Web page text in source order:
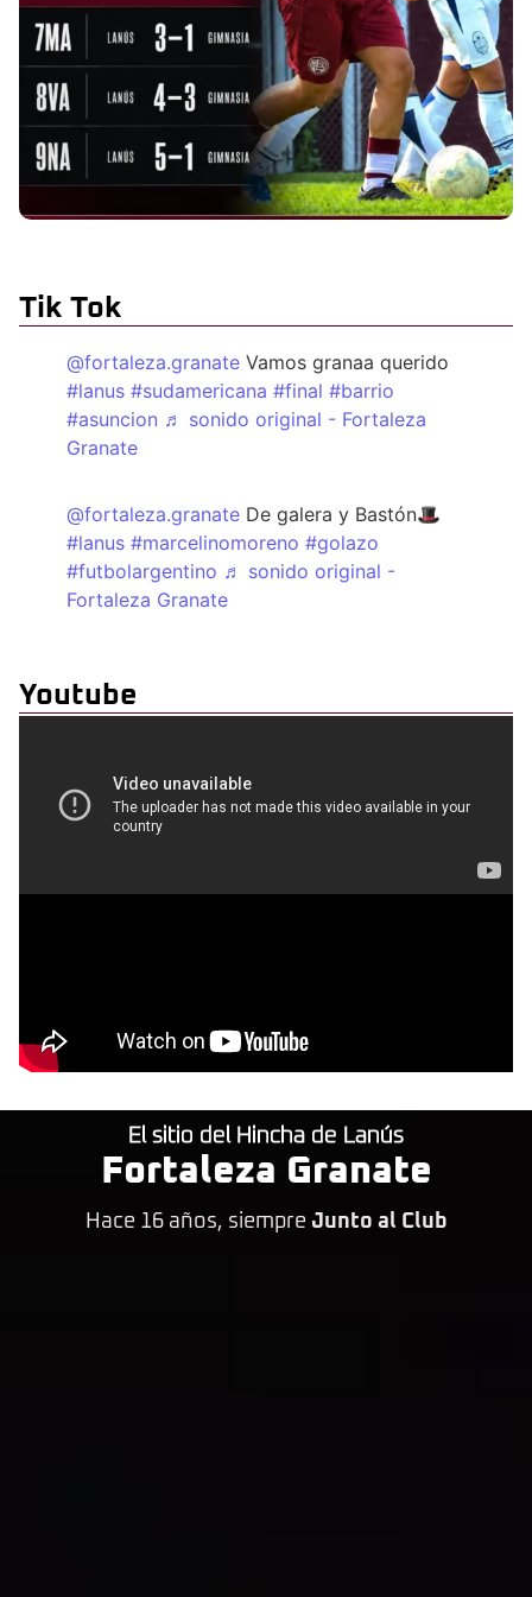
Tik Tok
@fortaleza.granate Vamos granaa querido
#lanus #sudamericana #final #barrio
#asuncion ♬ sonido original - Fortaleza
Granate
@fortaleza.granate De galera y Bastón🎩
#lanus #marcelinomoreno #golazo
#futbolargentino ♬ sonido original -
Fortaleza Granate
Youtube
El sitio del Hincha de Lanús
Fortaleza Granate
Hace 16 años, siempre Junto al Club